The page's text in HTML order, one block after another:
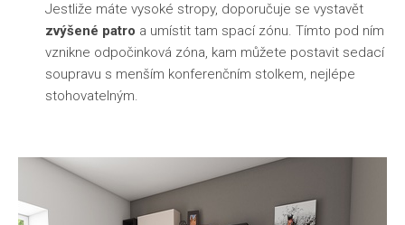
Jestliže máte vysoké stropy, doporučuje se vystavět
zvýšené patro a umístit tam spací zónu. Tímto pod ním
vznikne odpočinková zóna, kam můžete postavit sedací
soupravu s menším konferenčním stolkem, nejlépe
stohovatelným.